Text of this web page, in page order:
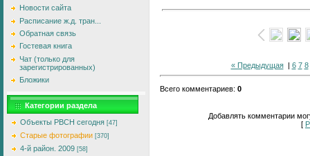
Новости сайта
Расписание ж.д. тран...
Обратная связь
Гостевая книга
Чат (только для
зарегистрированных)
Бложики
Категории раздела
Объекты РВСН сегодня [47]
Старые фотографии [370]
4-й район. 2009 [58]
« Предыдущая| 6 7 8
Всего комментариев: 0
Добавлять комментарии
[